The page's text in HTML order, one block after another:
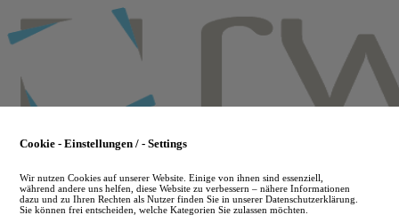
to
main
Cookie - Einstellungen / - Settings
Wir nutzen Cookies auf unserer Website. Einige von ihnen sind essenziell,
während andere uns helfen, diese Website zu verbessern – nähere Informationen
dazu und zu Ihren Rechten als Nutzer finden Sie in unserer Datenschutzerklärung.
Sie können frei entscheiden, welche Kategorien Sie zulassen möchten.